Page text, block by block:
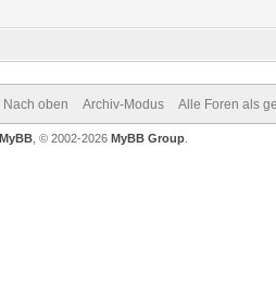
Nach oben Archiv-Modus Alle Foren als
MyBB, © 2002-2026 MyBB Group.